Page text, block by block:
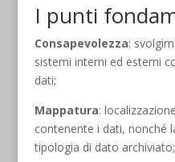
I punti
Consapevolezza:
sistemi interni ed esterni
dati;
Mappatura:
contenente i dati, nonché
tipologia di dato archiviato;